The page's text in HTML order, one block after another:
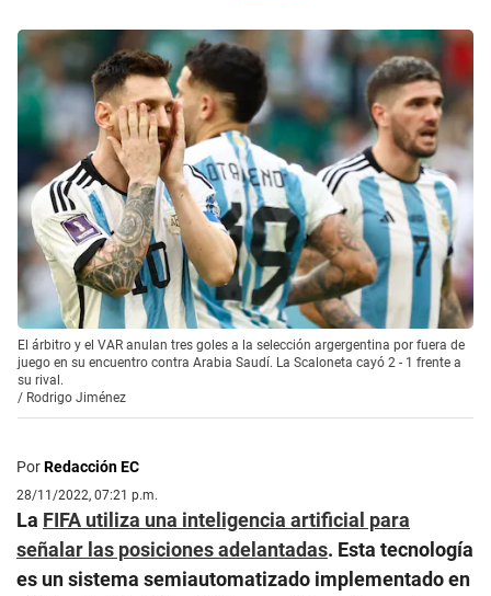
El árbitro y el VAR anulan tres goles a la selección argergentina por fuera de
juego en su encuentro contra Arabia Saudí. La Scaloneta cayó 2 - 1 frente a
su rival.
/ Rodrigo Jiménez
PorRedacción EC
28/11/2022, 07:21 p.m.
La FIFA utiliza una inteligencia artificial para
señalar las posiciones adelantadas. Esta tecnología
es un sistema semiautomatizado implementado en